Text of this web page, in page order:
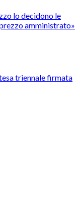
lo decidono le
amministrato»
triennale firmata